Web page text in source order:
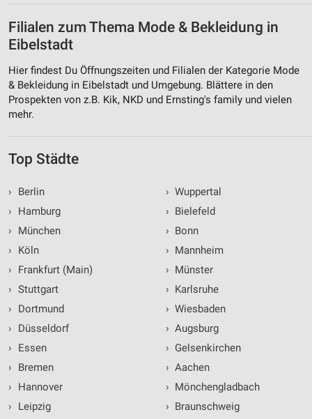
Filialen zum Thema Mode & Bekleidung in
Eibelstadt
Hier findest Du Öffnungszeiten und Filialen der Kategorie Mode
& Bekleidung in Eibelstadt und Umgebung. Blättere in den
Prospekten von z.B. Kik, NKD und Ernsting's family und vielen
mehr.
Top Städte
›
Berlin
›
Hamburg
›
München
›
Köln
›
Frankfurt (Main)
› Stuttgart
›
Dortmund
›
Düsseldorf
›
Essen
›
Bremen
›
Hannover
›
Leipzig
› Wuppertal
› Bielefeld
› Bonn
› Mannheim
› Münster
› Karlsruhe
› Wiesbaden
› Augsburg
› Gelsenkirchen
› Aachen
› Mönchengladbach
› Braunschweig